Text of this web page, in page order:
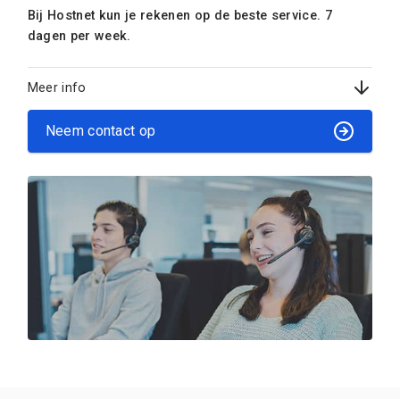
Bij Hostnet kun je rekenen op de beste service. 7
dagen per week.
Meer info
Neem contact op